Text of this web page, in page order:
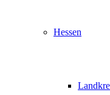
Hessen